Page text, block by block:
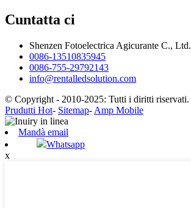
Cuntatta ci
Shenzen Fotoelectrica Agicurante C., Ltd.
0086-13510835945
0086-755-29792143
info@rentalledsolution.com
© Copyright - 2010-2025: Tutti i diritti riservati.
Prudutti Hot- Sitemap- Amp Mobile
Mandà email
Whatsapp
x